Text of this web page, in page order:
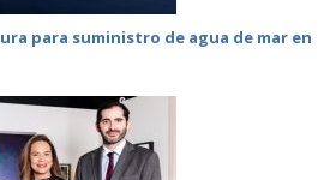
para suministro de agua de mar en